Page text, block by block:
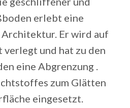
erlebt eine
Architektur. Er wird auf
verlegt und hat zu den
eine Abgrenzung .
zum Glätten
eingesetzt.